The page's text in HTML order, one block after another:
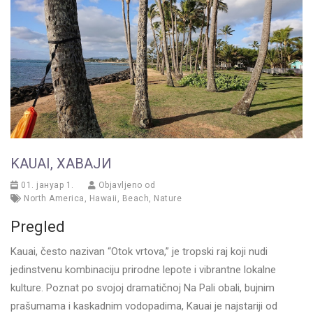
KAUAI, ХАВАЈИ
01. јануар 1.
Objavljeno od
North America
Hawaii Beach Nature
Pregled
Kauai, često nazivan “Otok vrtova,” je tropski raj koji nudi
jedinstvenu kombinaciju prirodne lepote i vibrantne lokalne
kulture. Poznat po svojoj dramatičnoj Na Pali obali, bujnim
prašumama i kaskadnim vodopadima, Kauai je najstariji od